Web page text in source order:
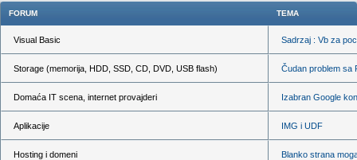
FORUM TEMA
Visual Basic Sadrzaj : Vb za
Storage (memorija, HDD, SSD, CD, DVD, USB flash) Čudan problem sa
Domaća IT scena, internet provajderi Izabran Google
Aplikacije IMG i UDF
Hosting i domeni Blanko strana